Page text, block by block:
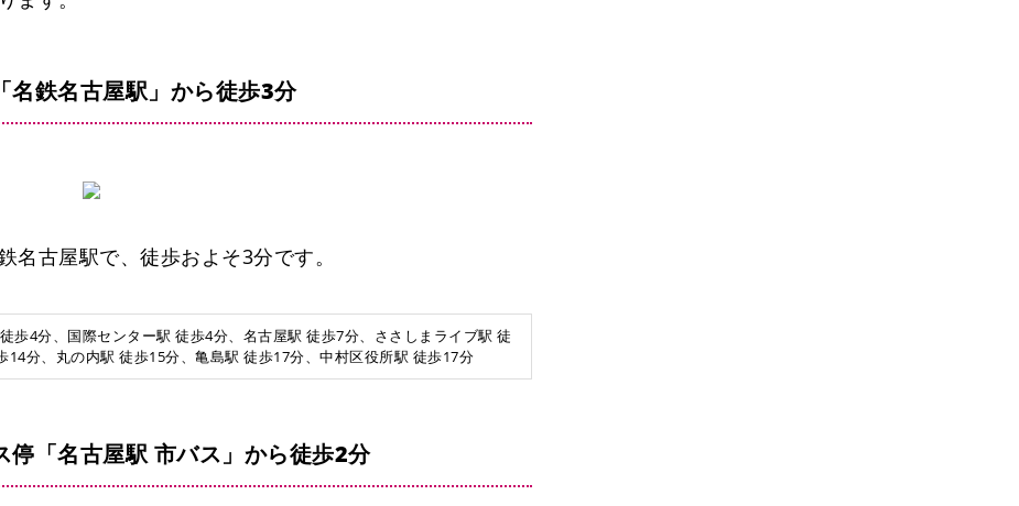
名鉄名古屋駅」から徒歩3分
古屋駅で、徒歩およそ3分です。
歩4分、国際センター駅 徒歩4分、名古屋駅 徒歩7分、ささしまライブ駅 徒
分、丸の内駅 徒歩15分、亀島駅 徒歩17分、中村区役所駅 徒歩17分
「名古屋駅 市バス」から徒歩2分